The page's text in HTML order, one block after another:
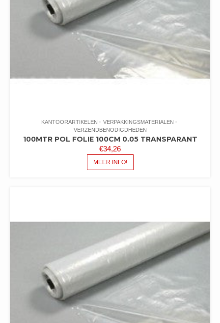
KANTOORARTIKELEN
VERPAKKINGSMATERIALEN
VERZENDBENODIGDHEDEN
100MTR POL FOLIE 100CM 0.05 TRANSPARANT
€34,26
MEER INFO!